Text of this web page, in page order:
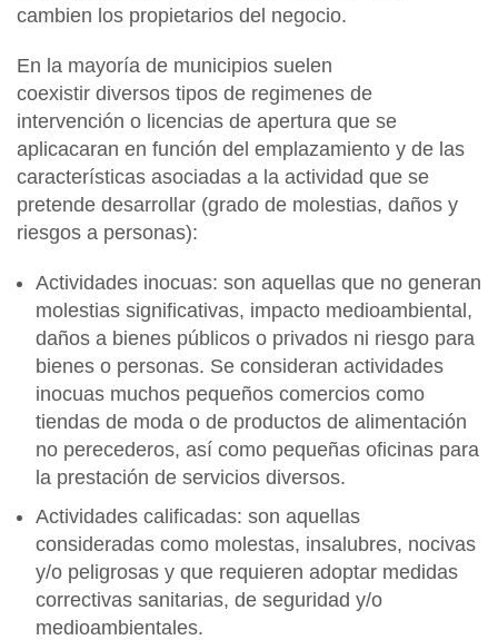
cambien los propietarios del negocio.
En la mayoría de municipios suelen
coexistir diversos tipos de regimenes de
intervención o licencias de apertura que se
aplicacaran en función del emplazamiento y de las
características asociadas a la actividad que se
pretende desarrollar (grado de molestias, daños y
riesgos a personas):
Actividades inocuas: son aquellas que no generan
molestias significativas, impacto medioambiental,
daños a bienes públicos o privados ni riesgo para
bienes o personas. Se consideran actividades
inocuas muchos pequeños comercios como
tiendas de moda o de productos de alimentación
no perecederos, así como pequeñas oficinas para
la prestación de servicios diversos.
Actividades calificadas: son aquellas
consideradas como molestas, insalubres, nocivas
y/o peligrosas y que requieren adoptar medidas
correctivas sanitarias, de seguridad y/o
medioambientales.